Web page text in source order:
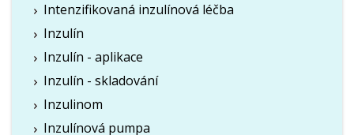
Intenzifikovaná inzulínová léčba
Inzulín
Inzulín - aplikace
Inzulín - skladování
Inzulinom
Inzulínová pumpa